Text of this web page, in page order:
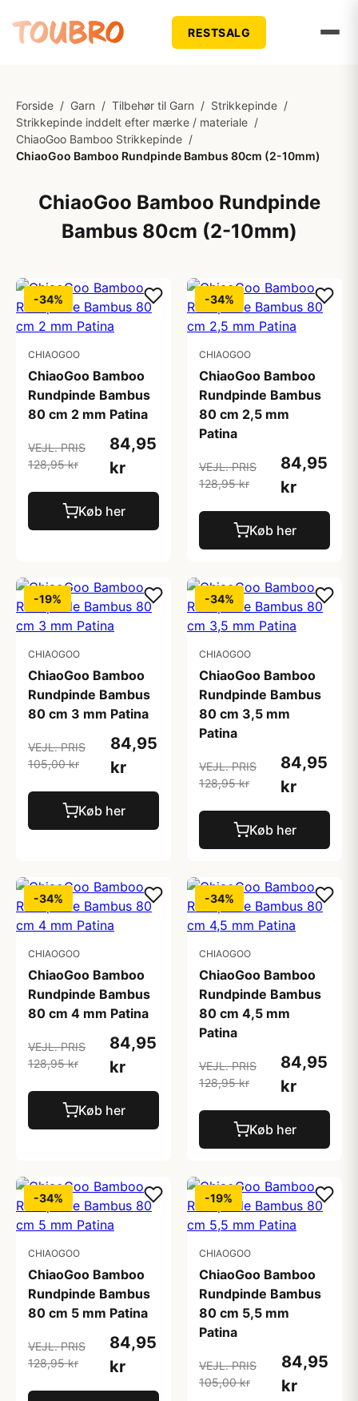
RESTSALG
Forside / Garn / Tilbehør til Garn / Strikkepinde /
Strikkepinde inddelt efter mærke / materiale /
ChiaoGoo Bamboo Strikkepinde /
ChiaoGoo Bamboo Rundpinde Bambus 80cm (2-10mm)
ChiaoGoo Bamboo Rundpinde
Bambus 80cm (2-10mm)
-34%
CHIAOGOO
ChiaoGoo Bamboo
Rundpinde Bambus
80 cm 2 mm Patina
VEJL. PRIS
128,95 kr
84,95
kr
Køb her
-34%
CHIAOGOO
ChiaoGoo Bamboo
Rundpinde Bambus
80 cm 2,5 mm
Patina
VEJL. PRIS
128,95 kr
84,95
kr
Køb her
-19%
CHIAOGOO
ChiaoGoo Bamboo
Rundpinde Bambus
80 cm 3 mm Patina
VEJL. PRIS
105,00 kr
84,95
kr
Køb her
-34%
CHIAOGOO
ChiaoGoo Bamboo
Rundpinde Bambus
80 cm 3,5 mm
Patina
VEJL. PRIS
128,95 kr
84,95
kr
Køb her
-34%
CHIAOGOO
ChiaoGoo Bamboo
Rundpinde Bambus
80 cm 4 mm Patina
VEJL. PRIS
128,95 kr
84,95
kr
Køb her
-34%
CHIAOGOO
ChiaoGoo Bamboo
Rundpinde Bambus
80 cm 4,5 mm
Patina
VEJL. PRIS
128,95 kr
84,95
kr
Køb her
-34%
CHIAOGOO
ChiaoGoo Bamboo
Rundpinde Bambus
80 cm 5 mm Patina
VEJL. PRIS
128,95 kr
84,95
kr
-19%
CHIAOGOO
ChiaoGoo Bamboo
Rundpinde Bambus
80 cm 5,5 mm
Patina
VEJL. PRIS
105,00 kr
84,95
kr